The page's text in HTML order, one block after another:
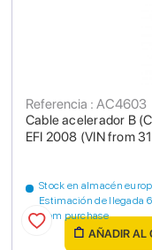
Cable acelerador B
EFI 2008 (VIN from
Referencia : AC4603
Stock en almacén
Estimación de llegada
from purchase
AÑADIR AL